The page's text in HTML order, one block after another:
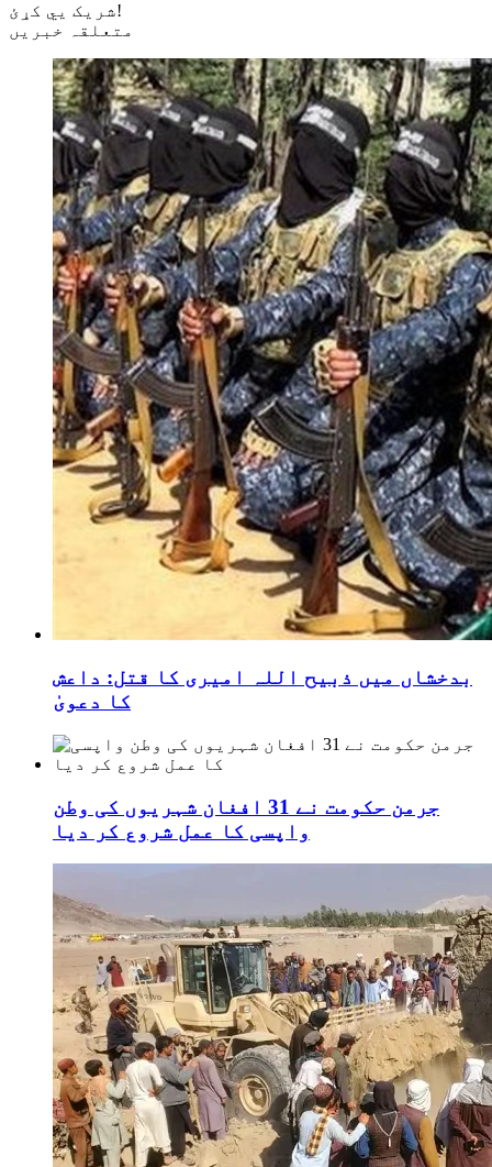
شریک یي کړئ!
متعلقہ خبریں
بدخشاں میں ذبیح اللہ امیری کا قتل: داعش
کا دعویٰ
جرمن حکومت نے 31 افغان شہریوں کی وطن
واپسی کا عمل شروع کر دیا